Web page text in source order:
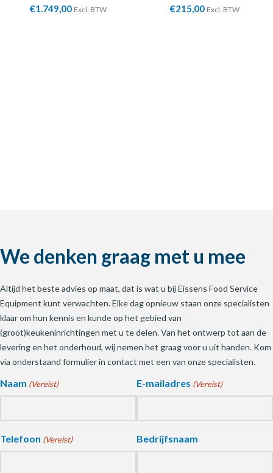
€1.749,00 Excl. BTW €215,00 Excl. BTW
We denken graag met u mee
Altijd het beste advies op maat, dat is wat u bij Eissens Food Service
Equipment kunt verwachten. Elke dag opnieuw staan onze specialisten
klaar om hun kennis en kunde op het gebied van
(groot)keukeninrichtingen met u te delen. Van het ontwerp tot aan de
levering en het onderhoud, wij nemen het graag voor u uit handen. Kom
via onderstaand formulier in contact met een van onze specialisten.
Naam (Vereist) E-mailadres (Vereist)
Telefoon (Vereist) Bedrijfsnaam